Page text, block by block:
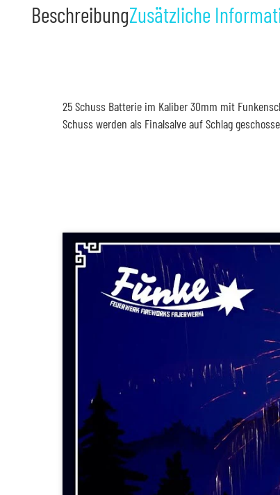
BeschreibungZusätzliche
25 Schuss Batterie im Kaliber 30mm mit
Schuss werden als Finalsalve auf Schlag